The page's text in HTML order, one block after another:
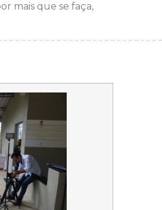
mais que se faça,